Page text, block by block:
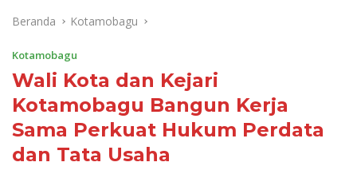
Beranda Kotamobagu
Kotamobagu
Wali Kota dan Kejari
Kotamobagu Bangun Kerja
Sama Perkuat Hukum Perdata
dan Tata Usaha